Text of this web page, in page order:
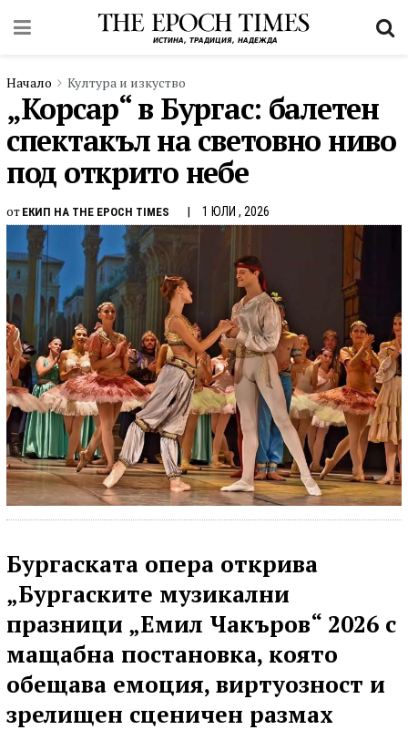
Начало Култура и изкуство
„Корсар“ в Бургас: балетен
спектакъл на световно ниво
под открито небе
от ЕКИП НА THE EPOCH TIMES 1 ЮЛИ , 2026
Бургаската опера открива
„Бургаските музикални
празници „Емил Чакъров“ 2026 с
мащабна постановка, която
обещава емоция, виртуозност и
зрелищен сценичен размах